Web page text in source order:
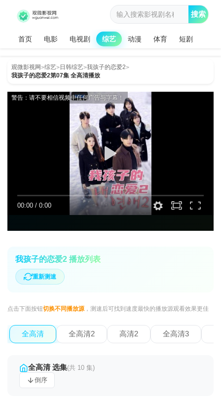
首页 电影 电视剧 综艺 动漫 体育 短剧
搜索
观微影视网>综艺>日韩综艺>我孩子的恋爱2>
我孩子的恋爱2第07集 全高清播放
00:00 / 0:00
警告：请不要相信视频中任何广告与字幕！
我孩子的恋爱2 播放列表
重新测速
点击下面按钮切换不同播放源，测速后可找到速度最快的播放源观看效果更佳
全高清 全高清2 高清2 全高清3
全高清 选集(共 10 集)
倒序